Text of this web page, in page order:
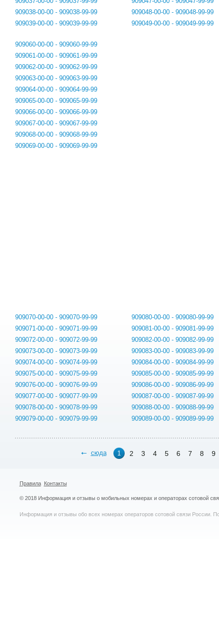
909038-00-00 - 909038-99-99
909039-00-00 - 909039-99-99
909048-00-00 - 909048-99-99
909049-00-00 - 909049-99-99
909060-00-00 - 909060-99-99
909061-00-00 - 909061-99-99
909062-00-00 - 909062-99-99
909063-00-00 - 909063-99-99
909064-00-00 - 909064-99-99
909065-00-00 - 909065-99-99
909066-00-00 - 909066-99-99
909067-00-00 - 909067-99-99
909068-00-00 - 909068-99-99
909069-00-00 - 909069-99-99
909070-00-00 - 909070-99-99
909071-00-00 - 909071-99-99
909072-00-00 - 909072-99-99
909073-00-00 - 909073-99-99
909074-00-00 - 909074-99-99
909075-00-00 - 909075-99-99
909076-00-00 - 909076-99-99
909077-00-00 - 909077-99-99
909078-00-00 - 909078-99-99
909079-00-00 - 909079-99-99
909080-00-00 - 909080-99-99
909081-00-00 - 909081-99-99
909082-00-00 - 909082-99-99
909083-00-00 - 909083-99-99
909084-00-00 - 909084-99-99
909085-00-00 - 909085-99-99
909086-00-00 - 909086-99-99
909087-00-00 - 909087-99-99
909088-00-00 - 909088-99-99
909089-00-00 - 909089-99-99
сюда 1 2 3 4 5 6 7 8 9
Правила Контакты
© 2018 Информация и отзывы о мобильных номерах и операторах сотовой
Информация и отзывы обо всех номерах операторов сотовой связи России.